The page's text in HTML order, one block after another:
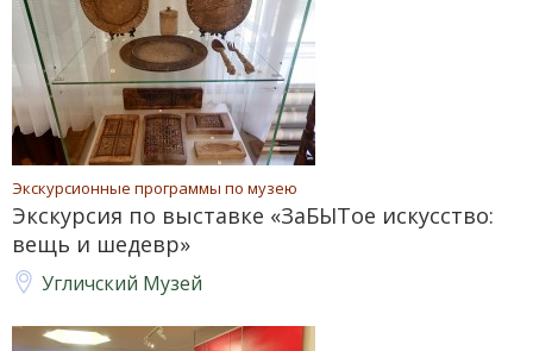
Экскурсионные программы по музею
Экскурсия по выставке «ЗаБЫТое искусство:
вещь и шедевр»
Угличский Музей